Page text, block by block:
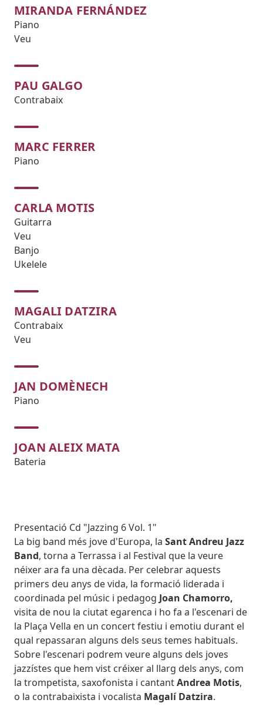
MIRANDA FERNÁNDEZ
Piano
Veu
PAU GALGO
Contrabaix
MARC FERRER
Piano
CARLA MOTIS
Guitarra
Veu
Banjo
Ukelele
MAGALI DATZIRA
Contrabaix
Veu
JAN DOMÈNECH
Piano
JOAN ALEIX MATA
Bateria
Subtitol
Presentació Cd "Jazzing 6 Vol. 1"
Body
La big band més jove d'Europa, la Sant Andreu Jazz
Band, torna a Terrassa i al Festival que la veure
néixer ara fa una dècada. Per celebrar aquests
primers deu anys de vida, la formació liderada i
coordinada pel músic i pedagog Joan Chamorro,
visita de nou la ciutat egarenca i ho fa a l'escenari de
la Plaça Vella en un concert festiu i emotiu durant el
qual repassaran alguns dels seus temes habituals.
Sobre l'escenari podrem veure alguns dels joves
jazzístes que hem vist créixer al llarg dels anys, com
la trompetista, saxofonista i cantantAndrea Motis,
o la contrabaixista i vocalista Magalí Datzira.